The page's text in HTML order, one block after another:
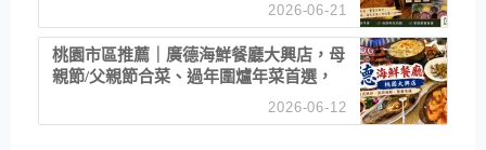
2026-06-21
桃園市區推薦｜廣德海鮮餐廳大興店，母
親節/父親節合菜、過年圍爐年菜首選，
2026-06-12